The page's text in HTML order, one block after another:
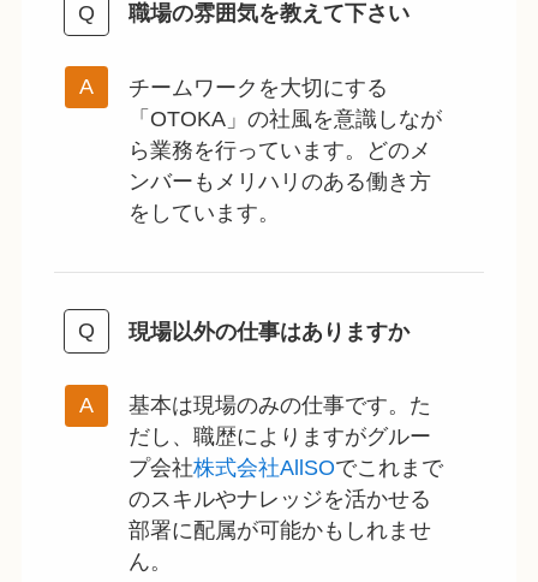
職場の雰囲気を教えて下さい
チームワークを大切にする
「OTOKA」の社風を意識しなが
ら業務を行っています。どのメ
ンバーもメリハリのある働き方
をしています。
現場以外の仕事はありますか
基本は現場のみの仕事です。た
だし、職歴によりますがグルー
プ会社株式会社AllSOでこれまで
のスキルやナレッジを活かせる
部署に配属が可能かもしれませ
ん。